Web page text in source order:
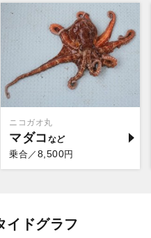
ニコガオ丸
マダコ
乗合／ 8,500円
イドグラフ